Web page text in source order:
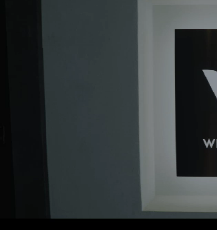
ホワイトニングとは、歯の内部の黄ばみを分解することで歯を
白くする施術です。